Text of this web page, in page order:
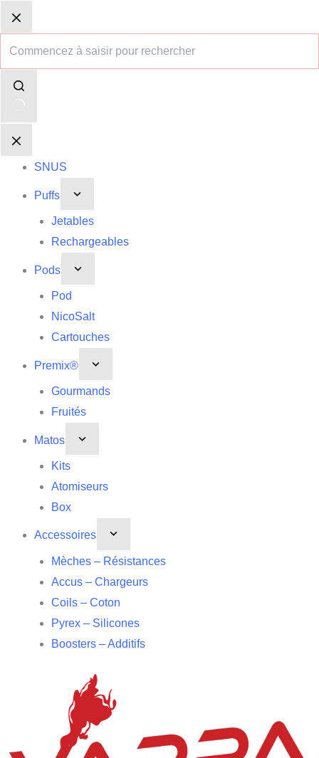
au
contenu
résultat
SNUS
Puffs
Jetables
Rechargeables
Pods
Pod
NicoSalt
Cartouches
Premix®
Gourmands
Fruités
Matos
Kits
Atomiseurs
Box
Accessoires
Mèches – Résistances
Accus – Chargeurs
Coils – Coton
Pyrex – Silicones
Boosters – Additifs
d’achat
d’achat